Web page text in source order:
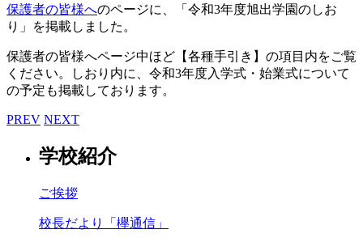
保護者の皆様へのページに、「令和3年度旭出学園のしお
り」を掲載しました。
保護者の皆様へページ中ほど【各種手引き】の項目内をご覧
ください。しおり内に、令和3年度入学式・始業式について
の予定も掲載しております。
PREV NEXT
学校紹介
ご挨拶
校長だより「欅通信」